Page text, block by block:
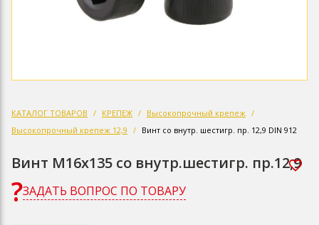
КАТАЛОГ ТОВАРОВ КРЕПЕЖ
Высокопрочный крепеж
Высокопрочный крепеж 12,9
Винт со внутр. шестигр. пр. 12,9 DIN 912
Винт М16х135 со внутр.шестигр. пр.12,9
ЗАДАТЬ ВОПРОС ПО ТОВАРУ